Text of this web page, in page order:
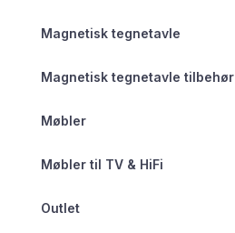
Magnetisk tegnetavle
Magnetisk tegnetavle tilbehør
Møbler
Møbler til TV & HiFi
Outlet